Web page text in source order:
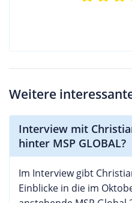
Weitere
Interview mit
hinter MSP GLOBAL?
Im Interview gibt
Einblicke in die im